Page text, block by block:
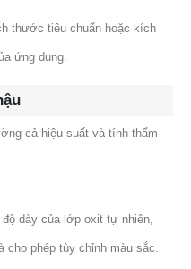
thước tiêu chuẩn hoặc kích
ứng dụng.
cả hiệu suất và tính thẩm
dày của lớp oxit tự nhiên,
cho phép tùy chỉnh màu sắc.